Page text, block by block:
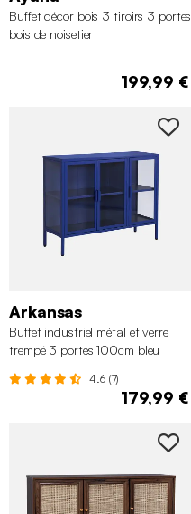
Buffet décor bois 3 tiroirs 3 portes
bois de noisetier
199,99 €
Arkansas
Buffet industriel métal et verre
trempé 3 portes 100cm bleu
4.6 (7)
179,99 €